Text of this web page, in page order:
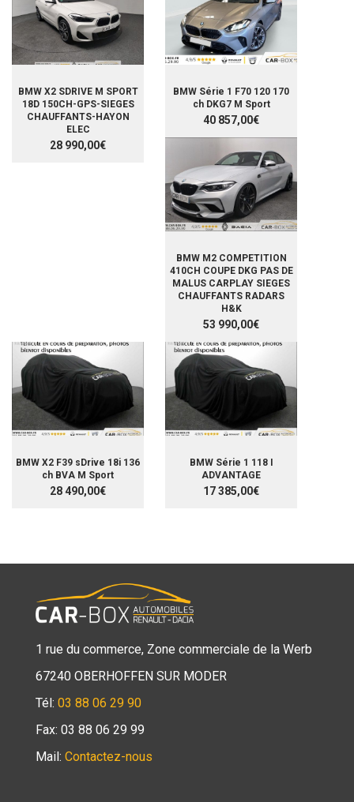
BMW X2 SDRIVE M SPORT
18D 150CH-GPS-SIEGES
CHAUFFANTS-HAYON
ELEC
28 990,00€
BMW Série 1 F70 120 170
ch DKG7 M Sport
40 857,00€
BMW M2 COMPETITION
410CH COUPE DKG PAS DE
MALUS CARPLAY SIEGES
CHAUFFANTS RADARS
H&K
53 990,00€
BMW X2 F39 sDrive 18i 136
ch BVA M Sport
28 490,00€
BMW Série 1 118 I
ADVANTAGE
17 385,00€
1 rue du commerce, Zone commerciale de la Werb
67240 OBERHOFFEN SUR MODER
Tél: 03 88 06 29 90
Fax: 03 88 06 29 99
Mail: Contactez-nous